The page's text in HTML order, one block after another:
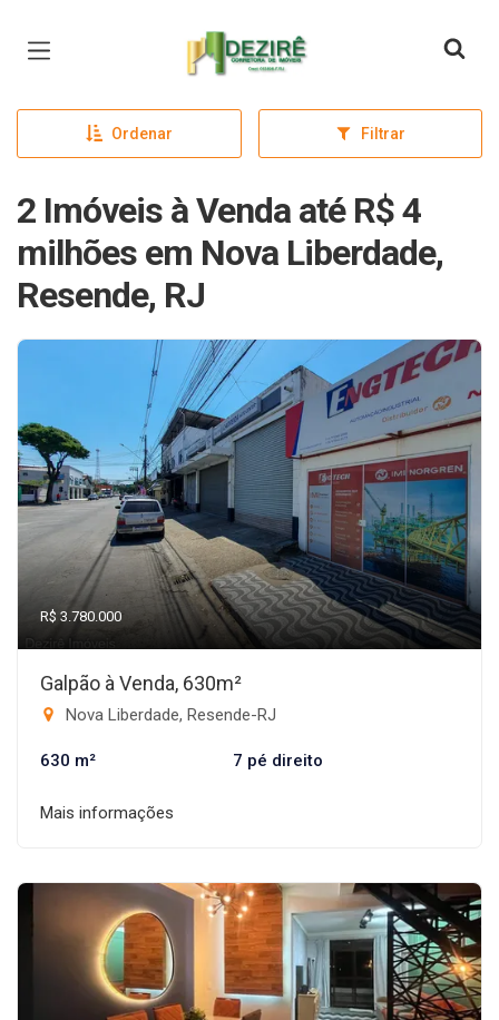
Página inicial
Ordenar Filtrar
2 Imóveis à Venda até R$ 4
milhões em Nova Liberdade,
Resende, RJ
R$ 3.780.000
Galpão à Venda, 630m²
Nova Liberdade, Resende-RJ
630 m² 7 pé direito
Mais informações